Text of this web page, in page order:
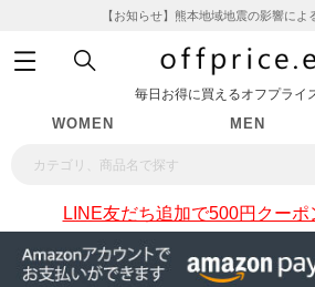
【お知らせ】熊本地域地震の影響によ
毎日お得に買えるオフプライ
WOMEN MEN
LINE友だち追加で500円クーポ